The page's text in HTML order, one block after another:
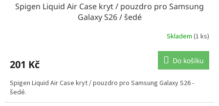
Spigen Liquid Air Case kryt / pouzdro pro Samsung
Galaxy S26 / šedé
Skladem (1 ks)
201 Kč Do košíku
Spigen Liquid Air Case kryt / pouzdro pro Samsung Galaxy S26 -
šedé.